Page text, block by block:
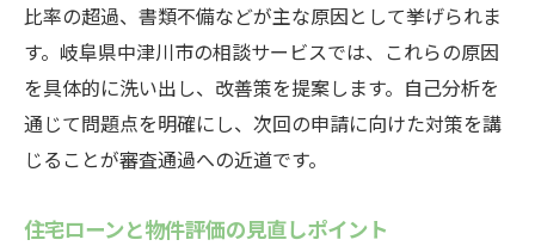
比率の超過、書類不備などが主な原因として挙げられま
す。岐阜県中津川市の相談サービスでは、これらの原因
を具体的に洗い出し、改善策を提案します。自己分析を
通じて問題点を明確にし、次回の申請に向けた対策を講
じることが審査通過への近道です。
住宅ローンと物件評価の見直しポイント